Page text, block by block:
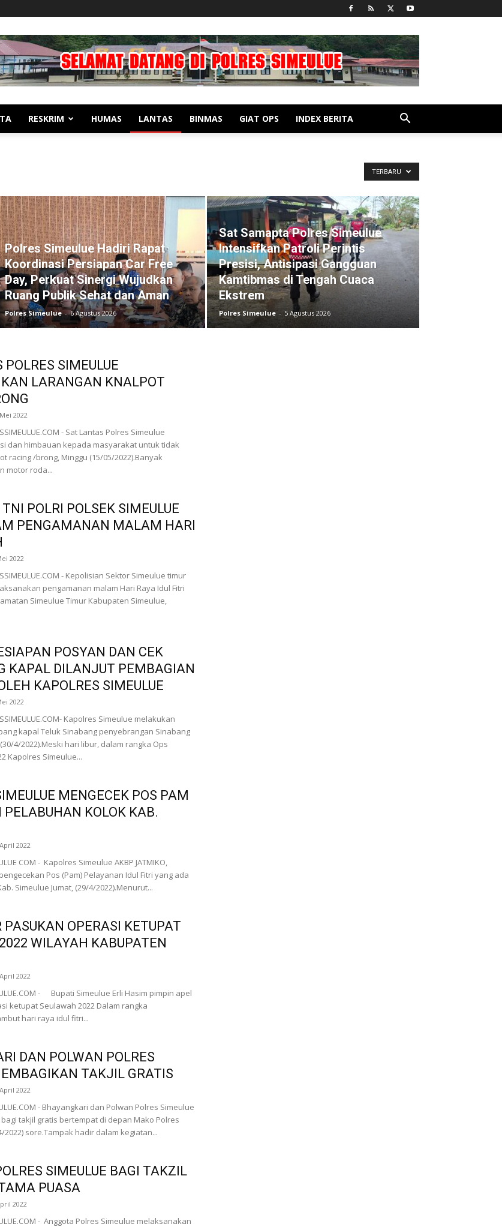
RESKRIM HUMAS LANTAS BINMAS GIAT OPS INDEX BERITA
TERBARU
Polres Simeulue Hadiri Rapat
Koordinasi Persiapan Car Free
Day, Perkuat Sinergi Wujudkan
Ruang Publik Sehat dan Aman
Polres Simeulue - 6 Agustus 2026
Sat Samapta Polres Simeulue
Intensifkan Patroli Perintis
Presisi, Antisipasi Gangguan
Kamtibmas di Tengah Cuaca
Ekstrem
Polres Simeulue - 5 Agustus 2026
SIMEULUE
LARANGAN KNALPOT
2022
- Sat Lantas Polres Simeulue
dan himbauan kepada masyarakat untuk tidak
racing /brong, Minggu (15/05/2022).Banyak
motor roda...
POLRI POLSEK SIMEULUE
PENGAMANAN MALAM HARI
2022
- Kepolisian Sektor Simeulue timur
pengamanan malam Hari Raya Idul Fitri
Simeulue Timur Kabupaten Simeulue,
POSYAN DAN CEK
KAPAL DILANJUT PEMBAGIAN
KAPOLRES SIMEULUE
2022
Kapolres Simeulue melakukan
kapal Teluk Sinabang penyebrangan Sinabang
4/2022).Meski hari libur, dalam rangka Ops
Kapolres Simeulue...
MENGECEK POS PAM
KOLOK KAB.
2022
COM - Kapolres Simeulue AKBP JATMIKO,
Pos (Pam) Pelayanan Idul Fitri yang ada
Simeulue Jumat, (29/4/2022).Menurut...
PASUKAN OPERASI KETUPAT
WILAYAH KABUPATEN
2022
- Bupati Simeulue Erli Hasim pimpin apel
ketupat Seulawah 2022 Dalam rangka
hari raya idul fitri...
DAN POLWAN POLRES
TAKJIL GRATIS
2022
- Bhayangkari dan Polwan Polres Simeulue
takjil gratis bertempat di depan Mako Polres
2022) sore.Tampak hadir dalam kegiatan...
SIMEULUE BAGI TAKZIL
PUASA
2022
- Anggota Polres Simeulue melaksanakan